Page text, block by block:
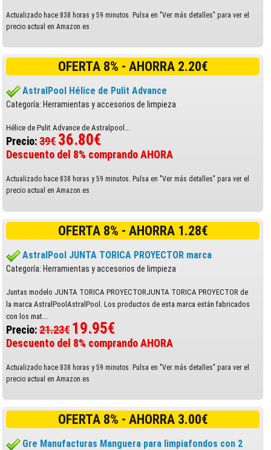
Actualizado hace 838 horas y 59 minutos. Pulsa en "Ver más detalles" para ver el
precio actual en Amazon.es
OFERTA 8% - AHORRA 2.20€
AstralPool Hélice de Pulit Advance
Categoría: Herramientas y accesorios de limpieza
Hélice de Pulit Advance de Astralpool...
Precio:39€ 36.80€
Descuento del 8% comprando AHORA
Actualizado hace 838 horas y 59 minutos. Pulsa en "Ver más detalles" para ver el
precio actual en Amazon.es
OFERTA 8% - AHORRA 1.28€
AstralPool JUNTA TORICA PROYECTOR marca
Categoría: Herramientas y accesorios de limpieza
Juntas modelo JUNTA TORICA PROYECTORJUNTA TORICA PROYECTOR de
la marca AstralPoolAstralPool. Los productos de esta marca están fabricados
con los mat...
Precio:21.23€ 19.95€
Descuento del 8% comprando AHORA
Actualizado hace 838 horas y 59 minutos. Pulsa en "Ver más detalles" para ver el
precio actual en Amazon.es
OFERTA 8% - AHORRA 3.00€
Gre Manufacturas Manguera para limpiafondos con 2